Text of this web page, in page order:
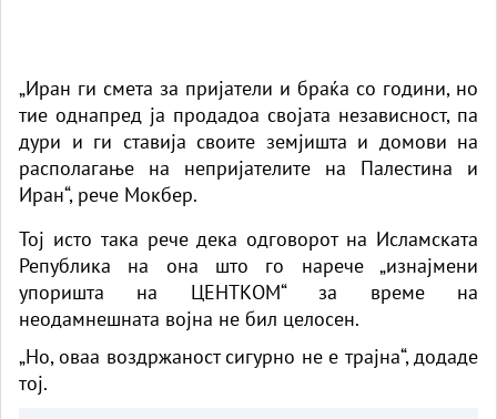
„Иран ги смета за пријатели и браќа со години, но
тие однапред ја продадоа својата независност, па
дури и ги ставија своите земјишта и домови на
располагање на непријателите на Палестина и
Иран“, рече Мокбер.
Тој исто така рече дека одговорот на Исламската
Република на она што го нарече „изнајмени
упоришта на ЦЕНТКОМ“ за време на
неодамнешната војна не бил целосен.
„Но, оваа воздржаност сигурно не е трајна“, додаде
тој.